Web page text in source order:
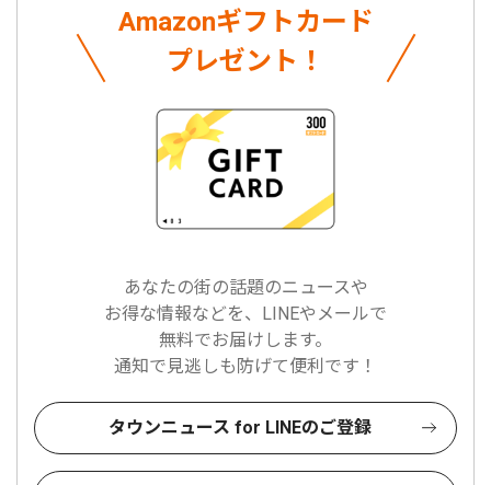
Amazonギフトカード
プレゼント！
あなたの街の話題のニュースや
お得な情報などを、LINEやメールで
無料でお届けします。
通知で見逃しも防げて便利です！
タウンニュース for LINEのご登録